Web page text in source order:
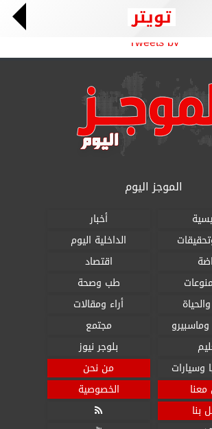
تويتر
Tweets by
الموجز اليوم
أخبار
الداخلية اليوم
اقتصاد
طب وصحة
أراء ومقالات
مجتمع
بلوجر نيوز
وسيارات
من نحن
معنا
الخصوصية
بنا
